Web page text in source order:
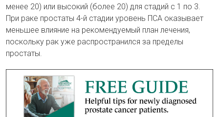
менее 20) или высокий (более 20) для стадий с 1 по 3.
При раке простаты 4-й стадии уровень ПСА оказывает
меньшее влияние на рекомендуемый план лечения,
поскольку рак уже распространился за пределы
простаты.